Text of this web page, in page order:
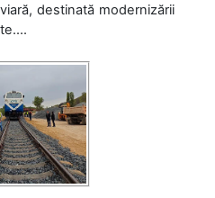
destinată modernizării